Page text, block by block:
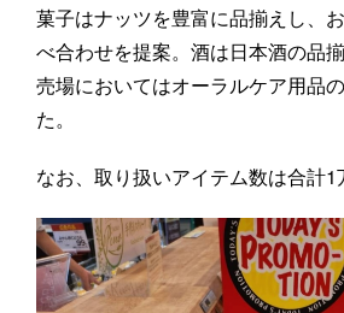
菓子はナッツを豊富に品揃えし、
べ合わせを提案。酒は日本酒の品
売場においてはオーラルケア用品
た。
なお、取り扱いアイテム数は合計1